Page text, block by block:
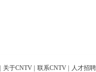
关于CNTV 联系CNTV 人才招聘